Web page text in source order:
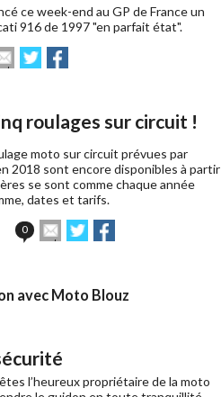
ce week-end au GP de France un
916 de 1997 "en parfait état".
EnvoyerPartager
sur sur
roulages sur circuit !
moto sur circuit prévues par
2018 sont encore disponibles à partir
se sont comme chaque année
dates et tarifs.
0
Envoyer
cet
un
ami
Partager
sur sur
avec Moto Blouz
l’heureux propriétaire de la moto